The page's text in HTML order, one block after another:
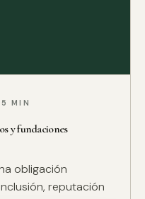
5 MIN
y fundaciones
obligación
reputación